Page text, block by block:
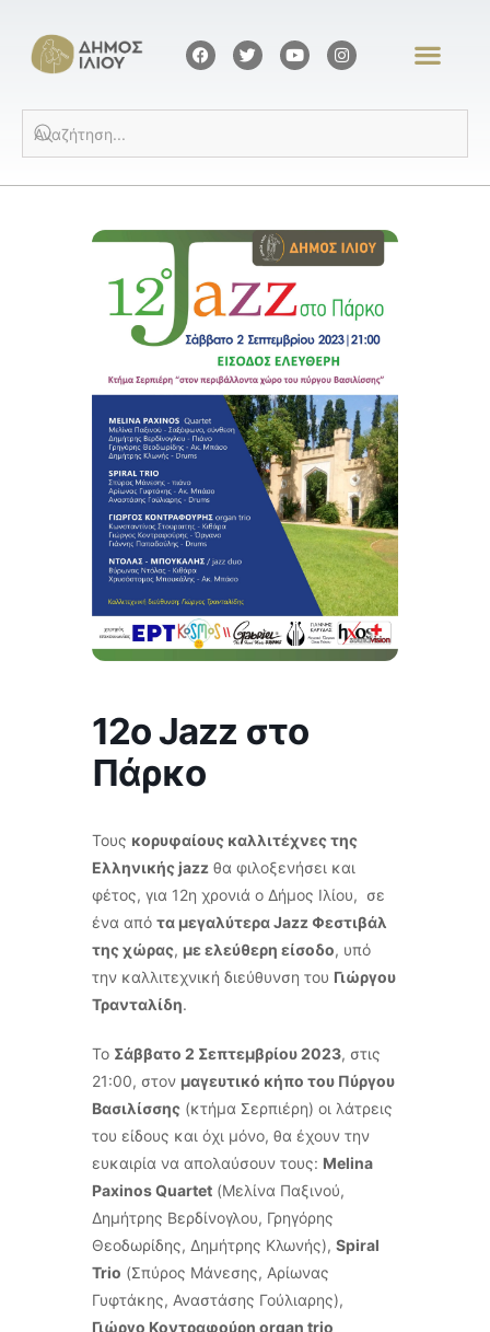
12ο Jazz στο
Πάρκο
Τους κορυφαίους καλλιτέχνες της
Ελληνικής jazz θα φιλοξενήσει και
φέτος, για 12η χρονιά ο Δήμος Ιλίου, σε
ένα από τα μεγαλύτερα Jazz Φεστιβάλ
της χώρας, με ελεύθερη είσοδο, υπό
την καλλιτεχνική διεύθυνση του Γιώργου
Τρανταλίδη.
Το Σάββατο 2 Σεπτεμβρίου 2023, στις
21:00, στον μαγευτικό κήπο του Πύργου
Βασιλίσσης (κτήμα Σερπιέρη) οι λάτρεις
του είδους και όχι μόνο, θα έχουν την
ευκαιρία να απολαύσουν τους: Melina
Paxinos Quartet (Μελίνα Παξινού,
Δημήτρης Βερδίνογλου, Γρηγόρης
Θεοδωρίδης, Δημήτρης Κλωνής), Spiral
Trio (Σπύρος Μάνεσης, Αρίωνας
Γυφτάκης, Αναστάσης Γούλιαρης),
Γιώργο Κοντραφούρη organ trio